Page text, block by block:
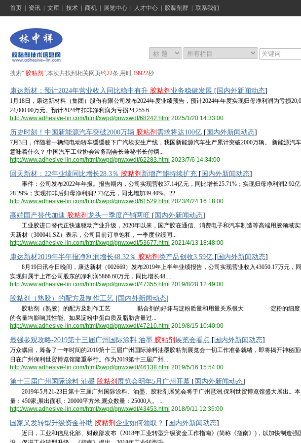
首页 资讯 文库 技术 商机 展览中心 人才中心 胶黏剂群 联系我们
搜索" 胶粘剂 ",本次共找到相关网页约22条,用时.19922秒
康达新材：预计2024年营业收入同比稳中有升 胶粘剂 业务稳健发展 [ 国内外新闻动态]
1月18日，康达新材料（集团）股份有限公司发布2024年度业绩预告，预计2024年年度实现归母净利润为亏损
24,000.00万元。预计2024年扣非净利润为亏损24,255.6...
http://www.adhesive-lin.com/html/xwpd/gnwxwdt/68242.html 2025/1/20 14:33:00
历史时刻！中国新能源汽车突破2000万辆 胶粘剂 需求将达100亿 [ 国内外新闻动态]
7月3日，伴随着一辆纯电动轿车缓缓驶下广汽埃安生产线，我国新能源汽车生产累计突破2000万辆。 新能源汽车
意味着什么？ 中国汽车工业协会常务副会长兼秘书长付炳...
http://www.adhesive-lin.com/html/xwpd/gnwxwdt/62283.html 2023/7/6 14:34:00
回天新材：22年业绩同比增长28.3％ 胶粘剂 新增产能持续扩充 [ 国内外新闻动态]
事件：公司发布2022年年报。报告期内，公司实现营收37.14亿元，同比增长25.71%；实现归母净利润2.92
28.29%；实现扣非后归母净利润2.73亿元，同比增加39.40%。22...
http://www.adhesive-lin.com/html/xwpd/gnwxwdt/61529.html 2023/4/24 16:18:00
高端国产替代加速 胶粘剂 龙头一季度产销两旺 [ 国内外新闻动态]
工业胶进口替代正快速驱动产业升级，2020年以来，国产胶在通信、消费电子和汽车制造等高端用胶领域实
天新材（300041.SZ）表示，公司目前订单饱和，一季度业绩同...
http://www.adhesive-lin.com/html/xwpd/gnwxwdt/53677.html 2021/4/13 18:48:00
康达新材2019年半年报净利润增长48.32％ 胶粘剂 类产品创收3.59亿 [ 国内外新闻动态]
8月19日讯今日晚间，康达新材（002669）发布2019年上半年业绩报告，公司实现营业收入43050.17万元，同
实现归属于上市公司股东的净利润5866.60万元，同比增长48....
http://www.adhesive-lin.com/html/xwpd/gnwxwdt/47355.html 2019/8/28 12:49:00
胶粘剂（熟胶）的配方及制作工艺 [ 国内外新闻动态]
胶粘剂（熟胶）的配方及制作工艺 黏合剂的好坏与淀粉质量和用量关系很大 淀粉的细度、
的含量均影响其性能。如果淀粉中蛋白质及脂肪含量过...
http://www.adhesive-lin.com/html/xwpd/gnwxwdt/47210.html 2019/8/15 10:40:00
最强参观攻略-2019第十三届广州国际涂料 油墨 胶粘剂 展览会看点 [ 国内外新闻动态]
万众瞩目，筹备了一年时间的2019第十三届广州国际涂料油墨胶粘剂展览会一切工作准备就绪，即将揭开神秘面
日在广州保利世贸博览馆隆重举行。作为2019第十三届广州...
http://www.adhesive-lin.com/html/xwpd/gnwxwdt/46138.html 2019/5/16 15:54:00
第十三届广州国际涂料 油墨 胶粘剂 展览会明年5月广州开幕 [ 国内外新闻动态]
2019年5月21-23日第十三届广州国际涂料、油墨、胶粘剂展览会将于广州琶洲.保利世贸博览馆盛大展出。
量：450家;展出面积：20000平方米;观众数量：25000人。 ...
http://www.adhesive-lin.com/html/xwpd/gnwxwdt/43453.html 2018/9/11 12:35:00
国家又发转型升级资金补助 胶粘剂 企业如何领取？ [ 国内外新闻动态]
近日，工业和信息化部、财政部发布《2018年工业转型升级资金工作指南》(简称《指南》)，以加快制造强